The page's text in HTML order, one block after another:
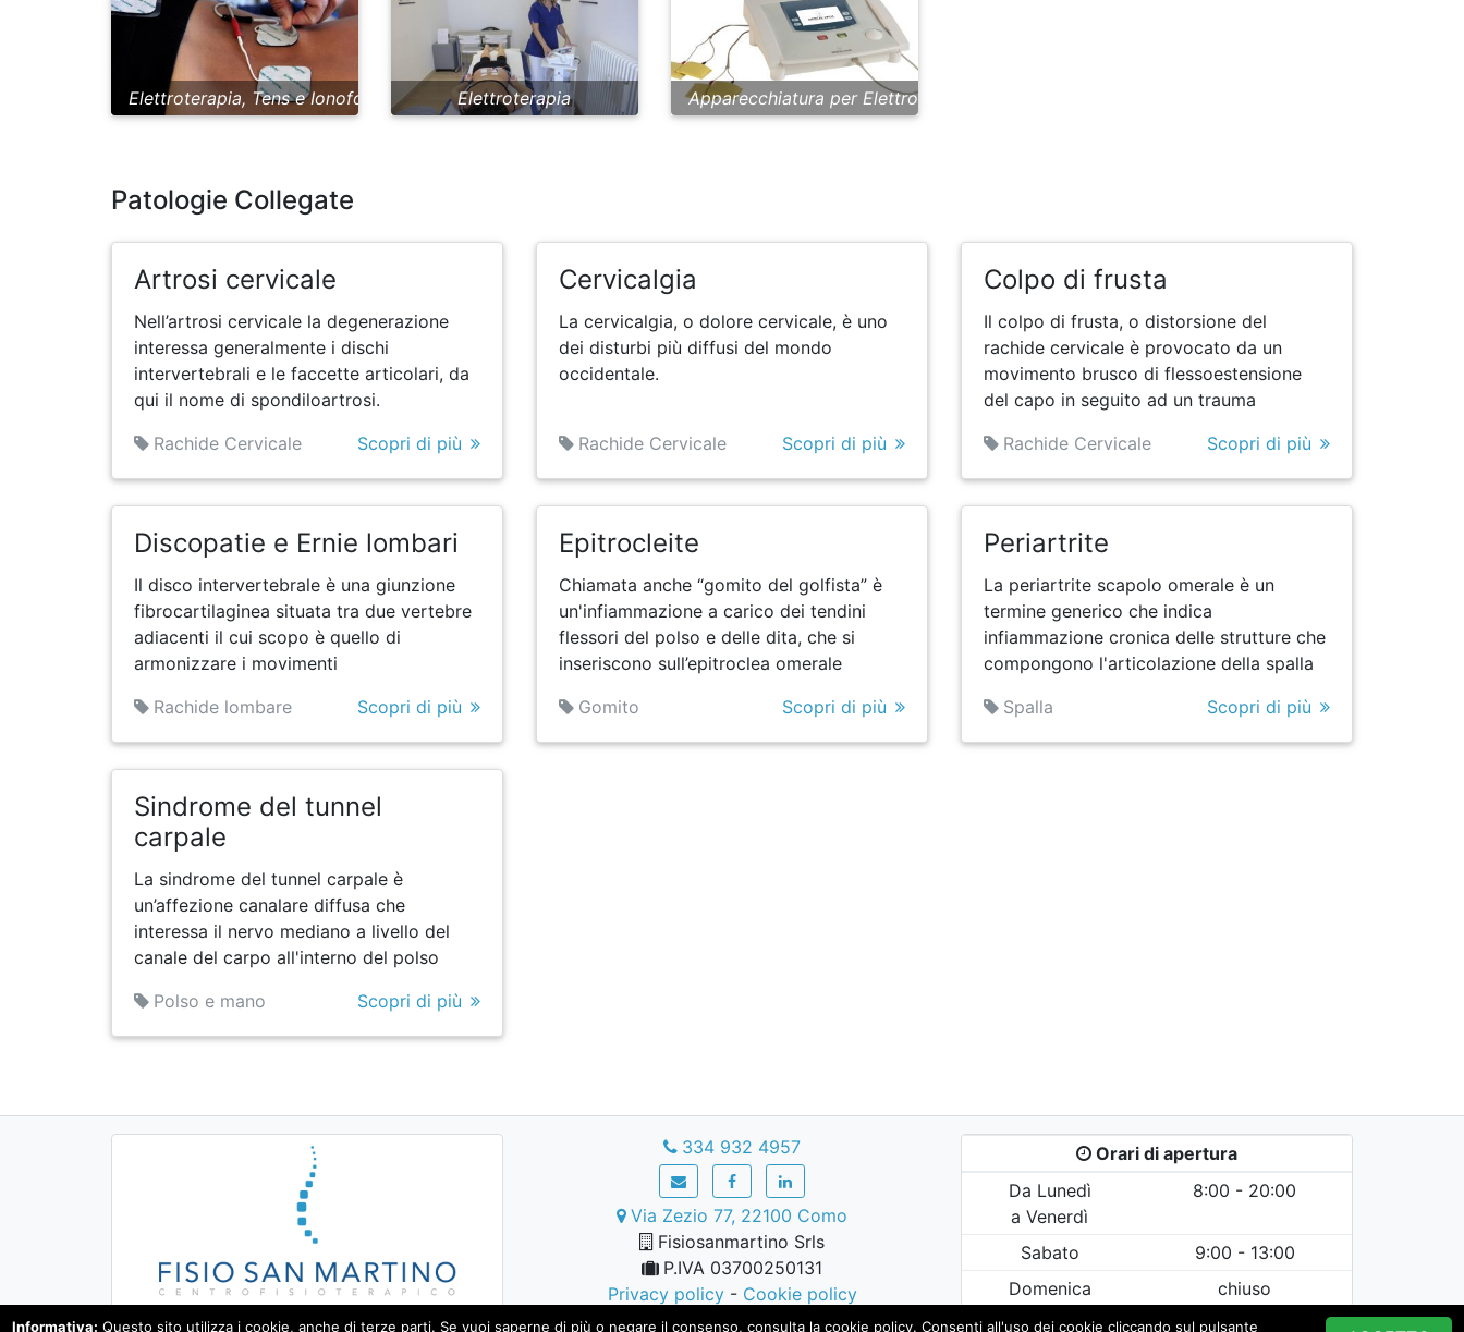
Elettroterapia, Tens e Ionoforesi Elettroterapia Apparecchiatura per Elettroterapia Medical Italia
Patologie Collegate
Artrosi cervicale
Nell’artrosi cervicale la degenerazione
interessa generalmente i dischi
intervertebrali e le faccette articolari, da
qui il nome di spondiloartrosi.
Rachide Cervicale
Scopri di più
Cervicalgia
La cervicalgia, o dolore cervicale, è uno
dei disturbi più diffusi del mondo
occidentale.
Rachide Cervicale Scopri di più
Colpo di frusta
Il colpo di frusta, o distorsione del
rachide cervicale è provocato da un
movimento brusco di flessoestensione
del capo in seguito ad un trauma
Rachide Cervicale
Scopri di più
Discopatie e Ernie lombari
Il disco intervertebrale è una giunzione
fibrocartilaginea situata tra due vertebre
adiacenti il cui scopo è quello di
armonizzare i movimenti
Rachide lombare
Scopri di più
Epitrocleite
Chiamata anche “gomito del golfista” è
un'infiammazione a carico dei tendini
flessori del polso e delle dita, che si
inseriscono sull’epitroclea omerale
Gomito
Scopri di più
Periartrite
La periartrite scapolo omerale è un
termine generico che indica
infiammazione cronica delle strutture che
compongono l'articolazione della spalla
Spalla
Scopri di più
Sindrome del tunnel
carpale
La sindrome del tunnel carpale è
un’affezione canalare diffusa che
interessa il nervo mediano a livello del
canale del carpo all'interno del polso
Polso e mano
Scopri di più
334 932 4957
Via Zezio 77, 22100 Como
Fisiosanmartino Srls
P.IVA 03700250131
Privacy policy- Cookie policy
Orari di apertura
Da Lunedì
a Venerdì
8:00 - 20:00
Sabato
9:00 - 13:00
Domenica
chiuso
Informativa: Questo sito utilizza i cookie, anche di terze parti. Se vuoi saperne di più o negare il consenso, consulta la cookie policy. Consenti all'uso dei cookie cliccando sul pulsante